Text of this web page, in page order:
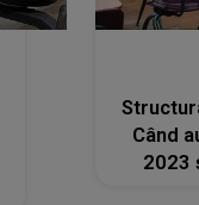
Când
2023